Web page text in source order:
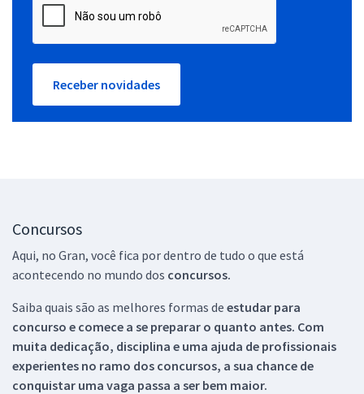
Receber novidades
Concursos
Aqui, no Gran, você fica por dentro de tudo o que está
acontecendo no mundo dos concursos.
Saiba quais são as melhores formas de estudar para
concurso e comece a se preparar o quanto antes. Com
muita dedicação, disciplina e uma ajuda de profissionais
experientes no ramo dos concursos, a sua chance de
conquistar uma vaga passa a ser bem maior.